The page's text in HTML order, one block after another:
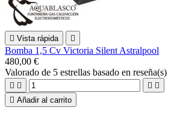
 Vista rápida 
Bomba 1,5 Cv Victoria Silent Astralpool
480,00 €
Valorado de 5 estrellas basado en reseña(s)
   
 Añadir al carrito